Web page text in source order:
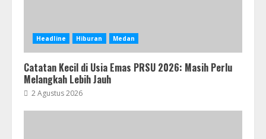
Headline Hiburan Medan
Catatan Kecil di Usia Emas PRSU 2026: Masih Perlu
Melangkah Lebih Jauh
2 Agustus 2026